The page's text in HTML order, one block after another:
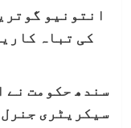
انتونیو
کی تباہ
سندھ حکومت نے
سیکریٹری